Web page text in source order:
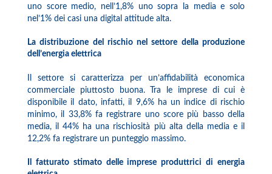
uno score medio, nell’1,8% uno sopra la media e solo
nel’1% dei casi una digital attitude alta.
La distribuzione del rischio nel settore della produzione
dell’energia elettrica
Il settore si caratterizza per un’affidabilità economica
commerciale piuttosto buona. Tra le imprese di cui è
disponibile il dato, infatti, il 9,6% ha un indice di rischio
minimo, il 33,8% fa registrare uno score più basso della
media, il 44% ha una rischiosità più alta della media e il
12,2% fa registrare un punteggio massimo.
Il fatturato stimato delle imprese produttrici di energia